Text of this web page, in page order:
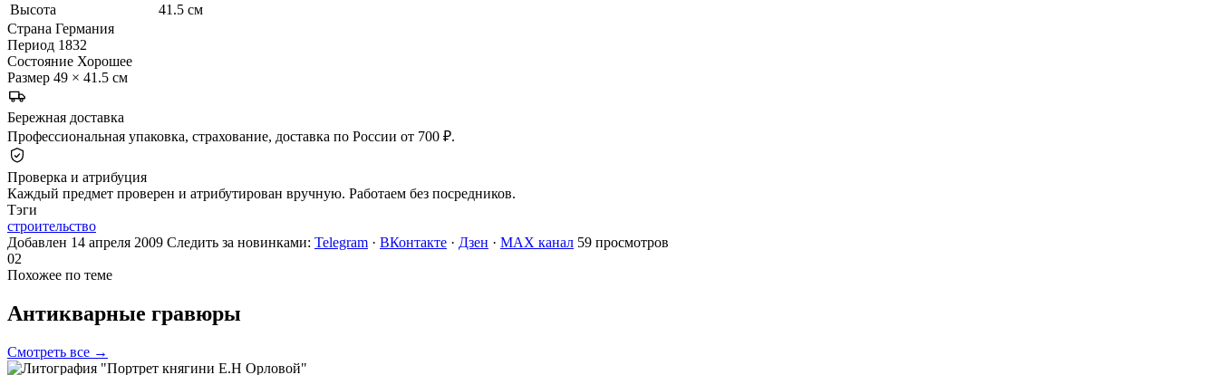
Высота
41.5 см
Страна Германия
Период 1832
Состояние Хорошее
Размер 49 × 41.5 см
Бережная доставка
Профессиональная упаковка, страхование, доставка по России от 700 ₽.
Проверка и атрибуция
Каждый предмет проверен и атрибутирован вручную. Работаем без посредников.
Тэги
строительство
Добавлен 14 апреля 2009 Следить за новинками: Telegram · ВКонтакте · Дзен · MAX канал 59 просмотров
02
Похожее по теме
Антикварные гравюры
Смотреть все →